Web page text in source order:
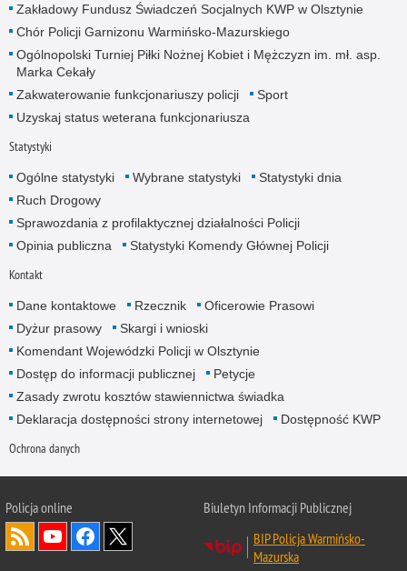
Zakładowy Fundusz Świadczeń Socjalnych KWP w Olsztynie
Chór Policji Garnizonu Warmińsko-Mazurskiego
Ogólnopolski Turniej Piłki Nożnej Kobiet i Mężczyzn im. mł. asp.
Marka Cekały
Zakwaterowanie funkcjonariuszy policji
Sport
Uzyskaj status weterana funkcjonariusza
Statystyki
Ogólne statystyki Wybrane statystyki
Statystyki dnia
Ruch Drogowy
Sprawozdania z profilaktycznej działalności Policji
Opinia publiczna
Statystyki Komendy Głównej Policji
Kontakt
Dane kontaktowe Rzecznik
Oficerowie Prasowi
Dyżur prasowy
Skargi i wnioski
Komendant Wojewódzki Policji w Olsztynie
Dostęp do informacji publicznej
Petycje
Zasady zwrotu kosztów stawiennictwa świadka
Deklaracja dostępności strony internetowej
Dostępność KWP
Ochrona danych
Policja online
Biuletyn Informacji Publicznej
BIP Policja Warmińsko-
Mazurska